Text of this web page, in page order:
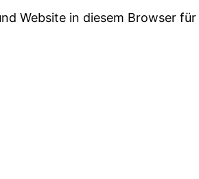
Website in diesem Browser